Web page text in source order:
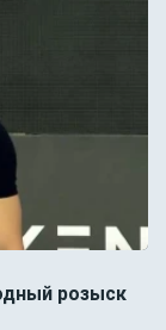
розыск